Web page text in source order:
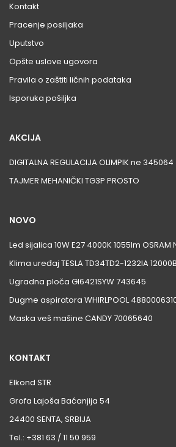
Kontakt
Pracenje posiljaka
Uputstvo
Opšte uslove ugovora
Pravila o zaštiti ličnih podataka
Isporuka pošiljka
AKCIJA
DIGITALNA REGULACIJA OLIMPIK ne 345064
TAJMER MEHANIČKI TG3P PROSTO
NOVO
Led sijalica 10W E27 4000K 1055lm OSRAM
Klima uređaj TESLA TD34TD2-1232IA
Ugradna ploča GI6421SYW 743645
Dugme aspiratora WHIRLPOOL
Maska veš mašine CANDY 70065640
KONTAKT
Elkond STR
Grofa Lajoša Baćanjija 54
24400 SENTA, SRBIJA
Tel.: +381 63 / 11 50 959